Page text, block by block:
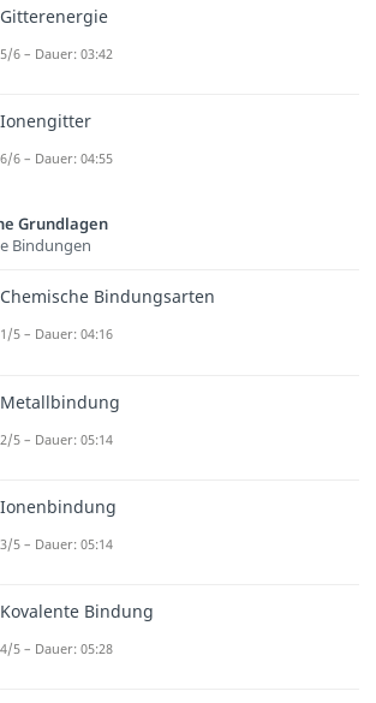
Gitterenergie
5/6 – Dauer: 03:42
Ionengitter
6/6 – Dauer: 04:55
Grundlagen
Bindungen
Chemische Bindungsarten
1/5 – Dauer: 04:16
Metallbindung
2/5 – Dauer: 05:14
Ionenbindung
3/5 – Dauer: 05:14
Kovalente Bindung
4/5 – Dauer: 05:28